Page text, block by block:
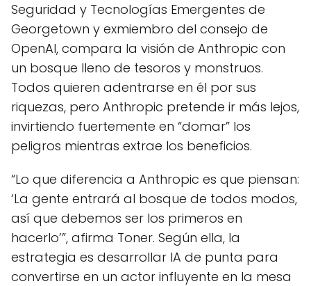
Seguridad y Tecnologías Emergentes de
Georgetown y exmiembro del consejo de
OpenAI, compara la visión de Anthropic con
un bosque lleno de tesoros y monstruos.
Todos quieren adentrarse en él por sus
riquezas, pero Anthropic pretende ir más lejos,
invirtiendo fuertemente en “domar” los
peligros mientras extrae los beneficios.
“Lo que diferencia a Anthropic es que piensan:
‘La gente entrará al bosque de todos modos,
así que debemos ser los primeros en
hacerlo’”, afirma Toner. Según ella, la
estrategia es desarrollar IA de punta para
convertirse en un actor influyente en la mesa